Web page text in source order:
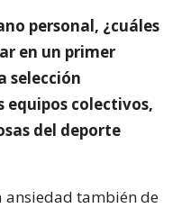
personal, ¿cuáles
en un primer
selección
equipos colectivos,
del deporte
ansiedad también de